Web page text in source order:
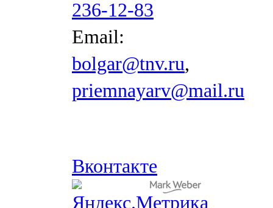
236-12-83
Email:
bolgar@tnv.ru,
priemnayarv@mail.ru
Вконтакте